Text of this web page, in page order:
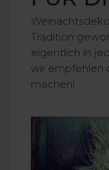
Tradition
eigentlich in
wir empfehlen
machen!